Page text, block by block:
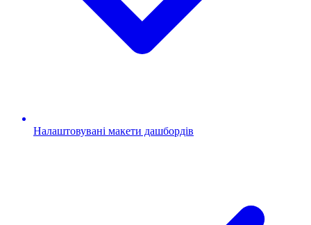
Налаштовувані макети дашбордів